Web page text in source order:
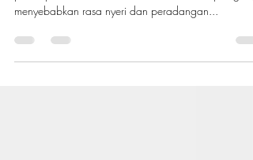
Asam Urat
Asam urat adalah kondisi yang disebabkan oleh